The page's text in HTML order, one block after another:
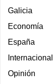
Galicia
Economía
España
Internacional
Opinión